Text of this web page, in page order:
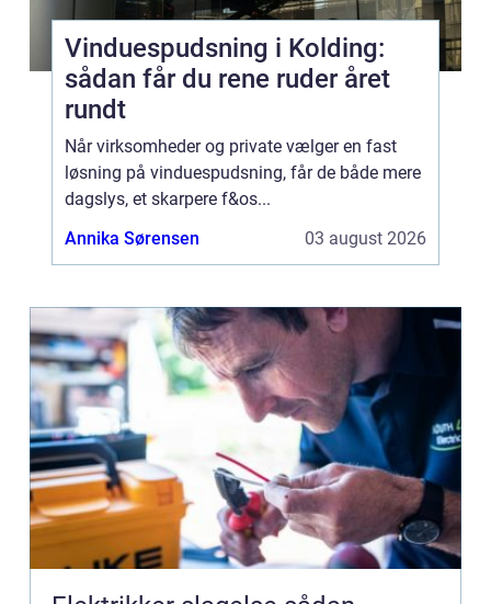
Vinduespudsning i Kolding:
sådan får du rene ruder året
rundt
Når virksomheder og private vælger en fast
løsning på vinduespudsning, får de både mere
dagslys, et skarpere f&os...
Annika Sørensen
03 august 2026